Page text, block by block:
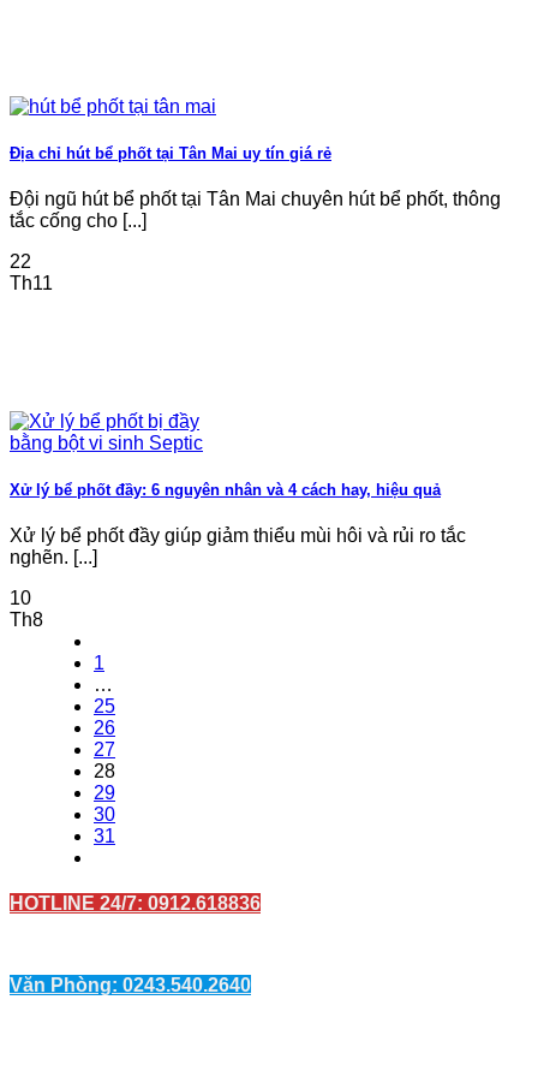
Địa chỉ hút bể phốt tại Tân Mai uy tín giá rẻ
Đội ngũ hút bể phốt tại Tân Mai chuyên hút bể phốt, thông
tắc cống cho [...]
22
Th11
Xử lý bể phốt đầy: 6 nguyên nhân và 4 cách hay, hiệu quả
Xử lý bể phốt đầy giúp giảm thiểu mùi hôi và rủi ro tắc
nghẽn. [...]
10
Th8
1
…
25
26
27
28
29
30
31
HOTLINE 24/7: 0912.618836
Văn Phòng: 0243.540.2640